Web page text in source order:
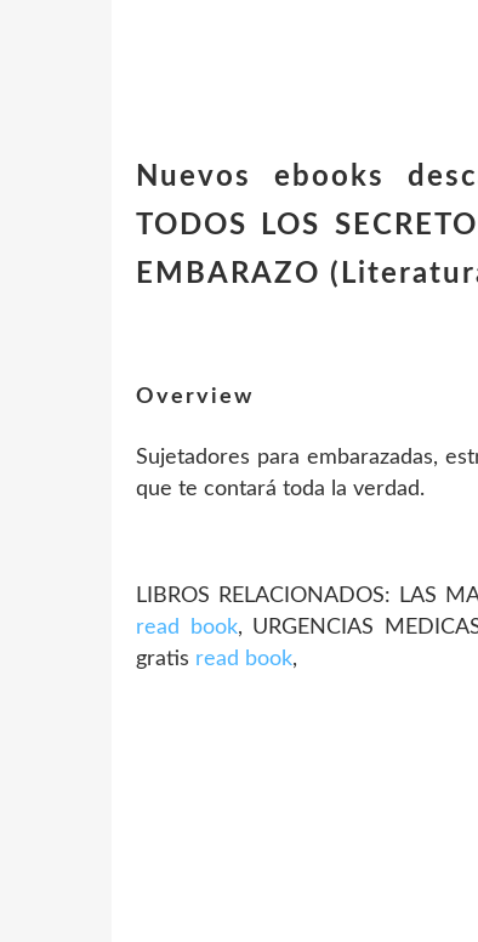
Nuevos ebooks
TODOS LOS
EMBARAZO
Overview
Sujetadores para embarazadas,
que te contará toda la verdad.
LIBROS RELACIONADOS: LAS
read book, URGENCIAS
gratis read book,